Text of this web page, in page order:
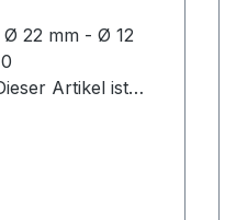
22 mm - Ø 12
Artikel ist